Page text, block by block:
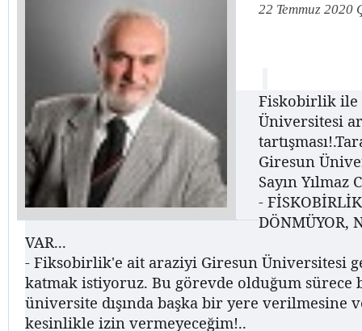
22 Temmuz 2020
Fiskobirlik ile
Üniversitesi
Giresun
Sayın Yılmaz
-
DÖNMÜYOR,
VAR...
- Fiksobirlik'e ait araziyi Giresun Üniversitesi
katmak istiyoruz. Bu görevde olduğum sürece
üniversite dışında başka bir yere verilmesine
kesinlikle izin vermeyeceğim!..